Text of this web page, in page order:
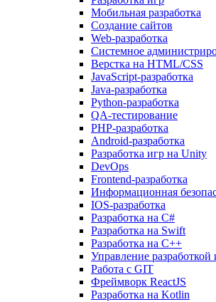
Мобильная разработка
Создание сайтов
Web-разработка
Системное
Верстка на HTML/CSS
JavaScript-разработка
Java-разработка
Python-разработка
QA-тестирование
PHP-разработка
Android-разработка
Разработка игр на Unity
DevOps
Frontend-разработка
Информационная
IOS-разработка
Разработка на C#
Разработка на Swift
Разработка на C++
Управление разработкой
Работа с GIT
Фреймворк ReactJS
Разработка на Kotlin